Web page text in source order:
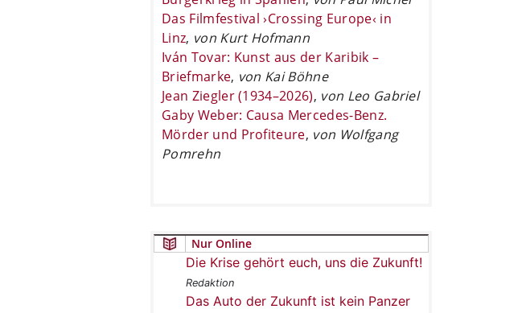
Das Filmfestival ›Crossing Europe‹ in
Linz, von Kurt Hofmann
Iván Tovar: Kunst aus der Karibik –
Briefmarke, von Kai Böhne
Jean Ziegler (1934–2026), von Leo Gabriel
Gaby Weber: Causa Mercedes-Benz.
Mörder und Profiteure, von Wolfgang
Pomrehn
Nur Online
Die Krise gehört euch, uns die Zukunft!
Redaktion
Das Auto der Zukunft ist kein Panzer